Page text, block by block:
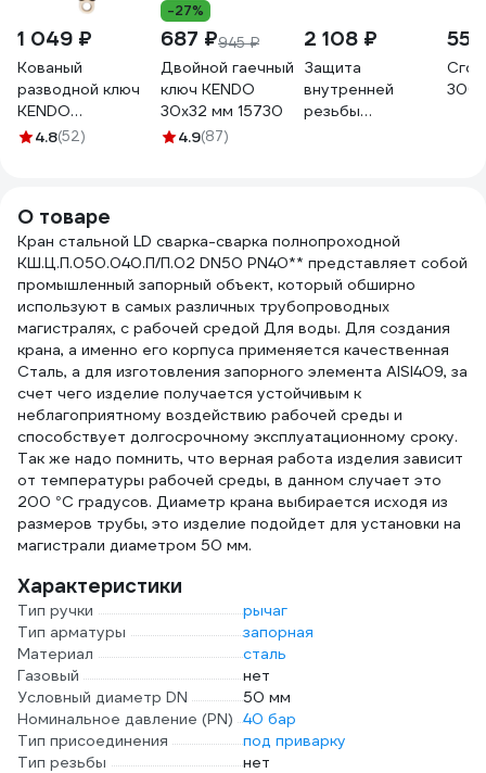
1 049 ₽
Кованый
разводной ключ
KENDO
углеродистая
4.8(52)
-27%
687 ₽945 ₽
Двойной гаечный
ключ KENDO
30x32 мм 15730
4.9(87)
2 108 ₽
Защита
внутренней
резьбы
300
О товаре
Кран стальной LD сварка-сварка полнопроходной
КШ.Ц.П.050.040.П/П.02 DN50 PN40** представляет собой
промышленный запорный объект, который обширно
используют в самых различных трубопроводных
магистралях, с рабочей средой Для воды. Для создания
крана, а именно его корпуса применяется качественная
Сталь, а для изготовления запорного элемента AISI409, за
счет чего изделие получается устойчивым к
неблагоприятному воздействию рабочей среды и
способствует долгосрочному эксплуатационному сроку.
Так же надо помнить, что верная работа изделия зависит
от температуры рабочей среды, в данном случает это
200 °С градусов. Диаметр крана выбирается исходя из
размеров трубы, это изделие подойдет для установки на
магистрали диаметром 50 мм.
Характеристики
Тип ручки
рычаг
Тип арматуры
запорная
Материал
сталь
Газовый
нет
Условный диаметр DN
50 мм
Номинальное давление (PN) 40 бар
Тип присоединения
под приварку
Тип резьбы
нет